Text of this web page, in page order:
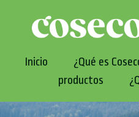
Inicio ¿Qué es
productos